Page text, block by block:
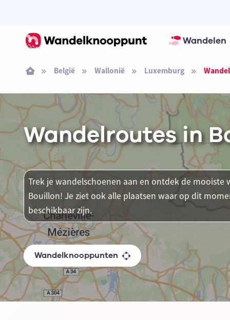
Wandelen
België Wallonië Luxemburg
Wandelroutes in
Trek je wandelschoenen aan en ontdek de mooiste
Bouillon! Je ziet ook alle plaatsen waar op dit
beschikbaar zijn.
Wandelknooppunten